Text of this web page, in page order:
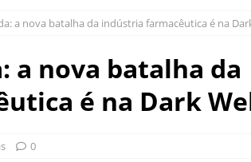
América Latina é a segunda região mais exposta a
a nova batalha da indústria farmacêutica é na
a nova batalha da
é na Dark
0